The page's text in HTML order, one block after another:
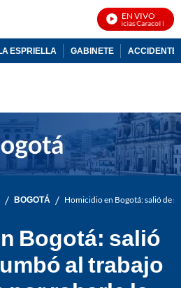
EN VIVO
Noticias Caracol En
ESPRIELLA GABINETE ACCIDENTE
/ BOGOTÁ / Homicidio en Bogotá: salió de
Bogotá: salió
al trabajo